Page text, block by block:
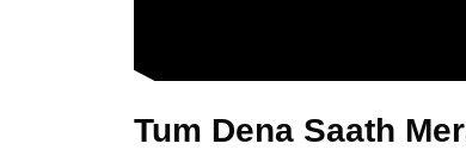
Tum Dena Saath